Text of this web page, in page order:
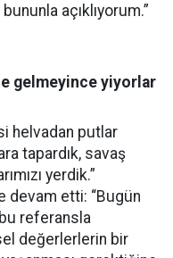
açıklıyorum.”
gelmeyince yiyorlar
helvadan putlar
tapardık, savaş
yerdik.”
devam etti: “Bugün
referansla
değerlerlerin bir